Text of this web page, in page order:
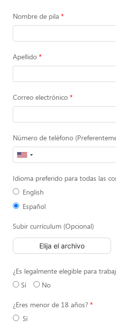
Nombre de pila
Apellido
Correo electrónico
Número de teléfono
Idioma preferido para todas las
English
Español
Subir currículum (Opcional)
Elija el archivo
¿Es legalmente elegible para
Sí
No
¿Eres menor de 18 años?
Sí